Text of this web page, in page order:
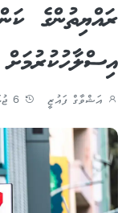
ރައްޔިތުންގެ
އަޝްވާގް ފައުޒީ